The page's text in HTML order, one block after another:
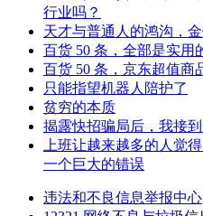
行业吗？
天才与普通人的鸿沟，
百货 50 条，全部是实用
百货 50 条，京东超值商
只能指望机器人陪护了
贫穷的本质
揭露快招骗局后，我接
上班让越来越多的人觉
一个巨大的错误
违法和不良信息举报中心